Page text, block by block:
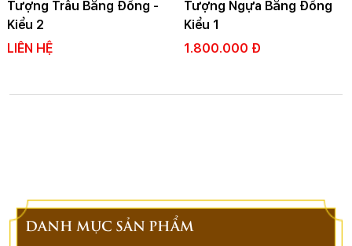
Tượng Trâu Bằng Đồng -
Kiểu 2
LIÊN HỆ
Tượng Ngựa Bằng Đồng
Kiểu 1
1.800.000 Đ
DANH MỤC SẢN PHẨM